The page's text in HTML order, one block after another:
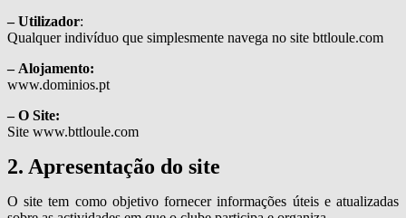
– Utilizador:
Qualquer indivíduo que simplesmente navega no site bttloule.com
– Alojamento:
www.dominios.pt
– O Site:
Site www.bttloule.com
2. Apresentação do site
O site tem como objetivo fornecer informações úteis e atualizadas